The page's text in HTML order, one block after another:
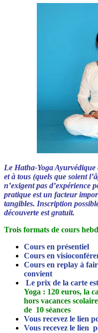
Le Hatha-Yoga Ayurvédique
et à tous (quels que soient
n’exigent pas d’expérience
pratique est un facteur
tangibles. Inscription
découverte est gratuit.
Trois formats de cours
Cours en présentiel
Cours en
Cours en replay à
convient
Le prix de la carte
Yoga : 120 euros, la
hors vacances
de 10 séances
Vous recevez le lien
Vous recevez le lien